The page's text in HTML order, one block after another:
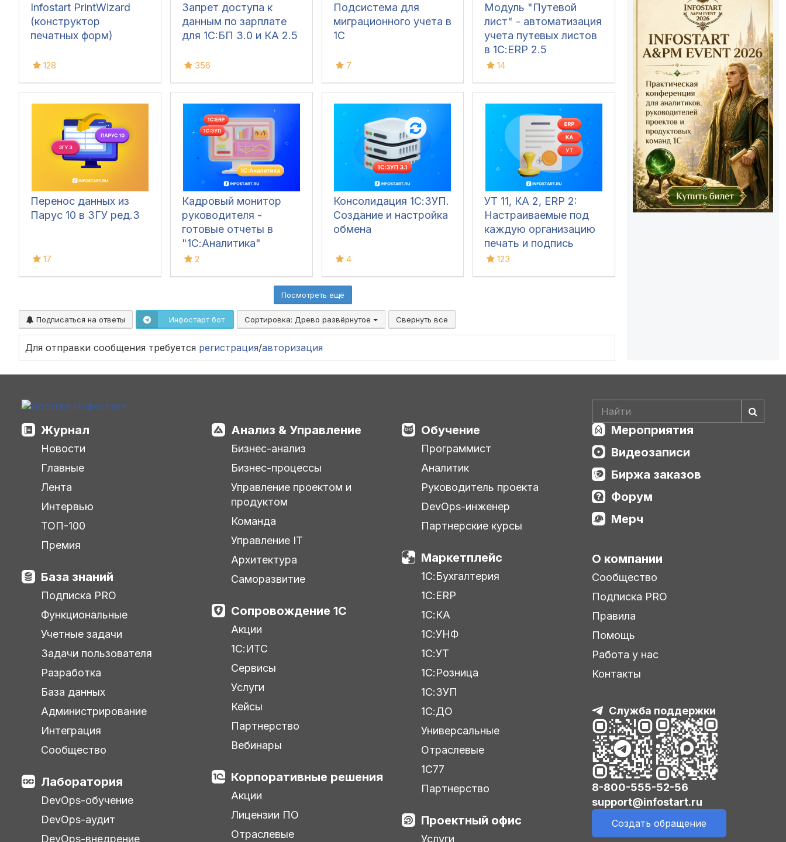
Infostart PrintWizard
(конструктор
печатных форм)
128
Запрет доступа к
данным по зарплате
для 1C:БП 3.0 и КА 2.5
356
Подсистема для
миграционного учета в
1С
7
Модуль "Путевой
лист" - автоматизация
учета путевых листов
в 1С:ERP 2.5
14
Перенос данных из
Парус 10 в ЗГУ ред.3
17
Кадровый монитор
руководителя -
готовые отчеты в
"1С:Аналитика"
используя данные из
2
Консолидация 1С:ЗУП.
Создание и настройка
обмена
4
УТ 11, КА 2, ERP 2:
Настраиваемые под
каждую организацию
печать и подпись
ответственных лиц в
123
Посмотреть ещё
Подписаться на ответы Инфостарт бот Сортировка: Древо развёрнутое Свернуть все
Для отправки сообщения требуется регистрация/авторизация
Журнал
Новости
Главные
Лента
Интервью
ТОП-100
Премия
База знаний
Подписка PRO
Функциональные
Учетные задачи
Задачи пользователя
Разработка
База данных
Администрирование
Интеграция
Сообщество
Лаборатория
DevOps-обучение
DevOps-аудит
DevOps-внедрение
Анализ & Управление
Бизнес-анализ
Бизнес-процессы
Управление проектом и
продуктом
Команда
Управление IT
Архитектура
Саморазвитие
Сопровождение 1С
Акции
1С:ИТС
Сервисы
Услуги
Кейсы
Партнерство
Вебинары
Корпоративные решения
Акции
Лицензии ПО
Отраслевые
Обучение
Программист
Аналитик
Руководитель проекта
DevOps-инженер
Партнерские курсы
Маркетплейс
1С:Бухгалтерия
1С:ERP
1С:КА
1С:УНФ
1С:УТ
1С:Розница
1С:ЗУП
1С:ДО
Универсальные
Отраслевые
1С77
Партнерство
Проектный офис
Услуги
Мероприятия
Видеозаписи
Биржа заказов
Форум
Мерч
О компании
Сообщество
Подписка PRO
Правила
Помощь
Работа у нас
Контакты
Служба поддержки
8-800-555-52-56
support@infostart.ru
Создать обращение